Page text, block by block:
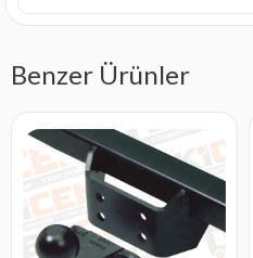
Benzer Ürünler